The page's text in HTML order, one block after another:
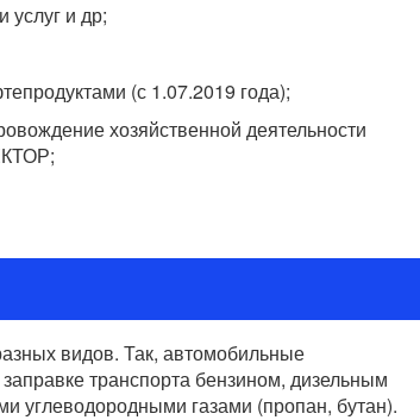
услуг и др;
(с 1.07.2019 года);
хозяйственной деятельности
видов. Так, автомобильные
транспорта бензином, дизельным
газами (пропан, бутан).